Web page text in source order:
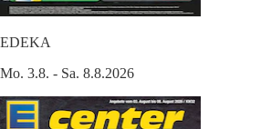
EDEKA
Mo. 3.8. - Sa. 8.8.2026